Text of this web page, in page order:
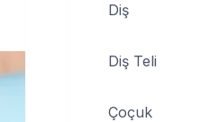
Diş
Diş Teli
Çoçuk